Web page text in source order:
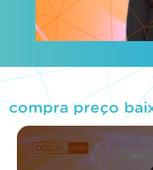
compra preço